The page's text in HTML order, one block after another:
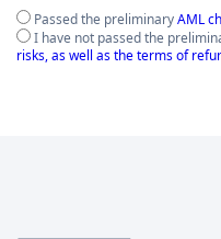
Passed the preliminaryAML
I have not passed the
risks, as well as the terms of